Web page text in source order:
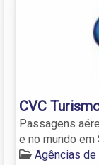
CVC
Passagens
e no mundo em
Agências de